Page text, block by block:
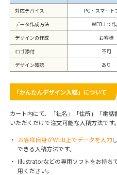
対応デバイス
PC・スマート
データ作成方法
WEB上で
デザインの作成
お客様
ロゴ添付
不可
デザイン確認
あり
「かんたんデザイン入稿」について
カート内にて、「社名」「住所」「電
いただくだけで注文可能な入稿方法です。
お客様自身がWEB上でデータを入力
できる入稿方法です。
Illustratorなどの専用ソフトをお持ち
用ください。